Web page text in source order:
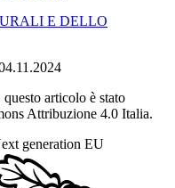
E DELLO
articolo è stato
Attribuzione 4.0 Italia.